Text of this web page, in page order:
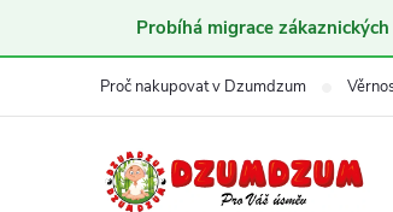
Probíhá migrace
Proč nakupovat v Dzumdzum